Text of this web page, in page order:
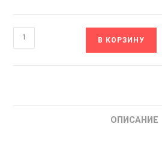
Количество
товара
В КОРЗИНУ
ОПИСАНИЕ